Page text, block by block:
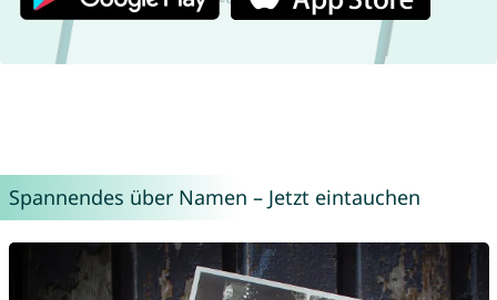
Spannendes über Namen – Jetzt eintauchen